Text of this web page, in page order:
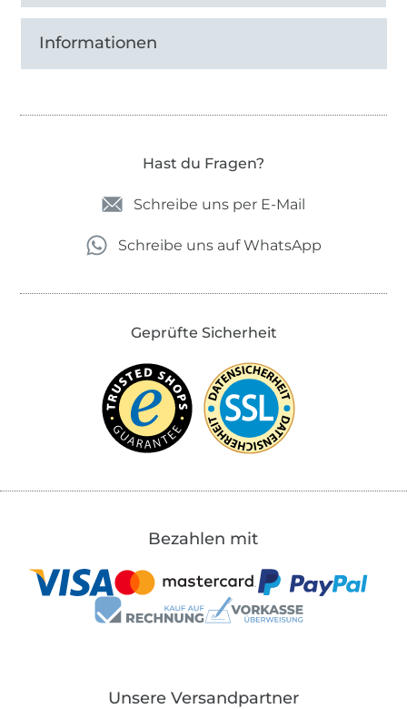
Informationen
Hast du Fragen?
Schreibe uns per E-Mail
Schreibe uns auf WhatsApp
Geprüfte Sicherheit
Bezahlen mit
Unsere Versandpartner